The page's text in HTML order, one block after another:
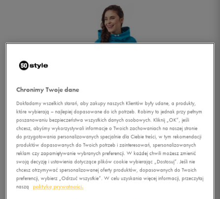
Chronimy Twoje dane
Dokładamy wszelkich starań, aby zakupy naszych Klientów były udane, a produkty,
które wybierają – najlepiej dopasowane do ich potrzeb. Robimy to jednak przy pełnym
poszanowaniu bezpieczeństwa wszystkich danych osobowych. Kliknij „OK”, jeśli
chcesz, abyśmy wykorzystywali informacje o Twoich zachowaniach na naszej stronie
do przygotowania personalizowanych specjalnie dla Ciebie treści, w tym rekomendacji
produktów dopasowanych do Twoich potrzeb i zainteresowań, spersonalizowanych
reklam czy zapamiętywanie wybranych preferencji. W każdej chwili możesz zmienić
swoją decyzję i ustawienia dotyczące plików cookie wybierając „Dostosuj”. Jeśli nie
chcesz otrzymywać spersonalizowanej oferty produktów, dopasowanych do Twoich
preferencji, wybierz „Odrzuć wszystkie”. W celu uzyskania więcej informacji, przeczytaj
naszą
politykę prywatności.